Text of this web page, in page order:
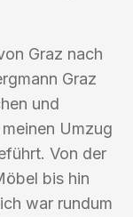
Graz nach
Graz
und
Umzug
Von der
bis hin
war rundum